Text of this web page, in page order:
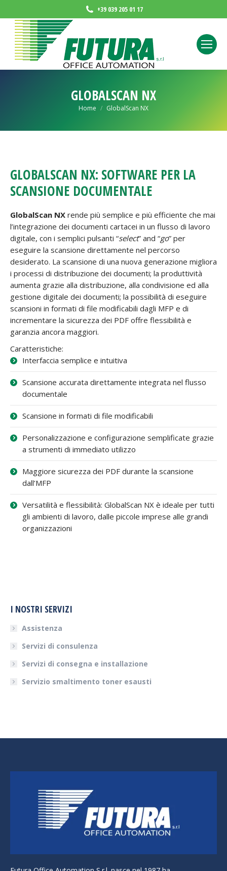
+39 039 205 01 17
GLOBALSCAN NX
You are here:
Home GlobalScan NX
GLOBALSCAN NX: SOFTWARE PER LA
SCANSIONE DOCUMENTALE
GlobalScan NX rende più semplice e più efficiente che mai
l’integrazione dei documenti cartacei in un flusso di lavoro
digitale, con i semplici pulsanti “select” and “go” per
eseguire la scansione direttamente nel percorso
desiderato. La scansione di una nuova generazione migliora
i processi di distribuzione dei documenti; la produttività
aumenta grazie alla distribuzione, alla condivisione ed alla
gestione digitale dei documenti; la possibilità di eseguire
scansioni in formati di file modificabili dagli MFP e di
incrementare la sicurezza dei PDF offre flessibilità e
garanzia ancora maggiori.
Caratteristiche:
Interfaccia semplice e intuitiva
Scansione accurata direttamente integrata nel flusso
documentale
Scansione in formati di file modificabili
Personalizzazione e configurazione semplificate grazie
a strumenti di immediato utilizzo
Maggiore sicurezza dei PDF durante la scansione
dall’MFP
Versatilità e flessibilità: GlobalScan NX è ideale per tutti
gli ambienti di lavoro, dalle piccole imprese alle grandi
organizzazioni
I NOSTRI SERVIZI
Assistenza
Servizi di consulenza
Servizi di consegna e installazione
Servizio smaltimento toner esausti